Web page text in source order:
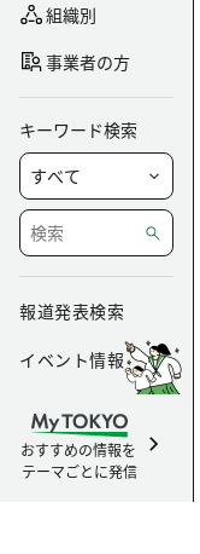
組織別
事業者の方
キーワード検索
報道発表検索
イベント情報
おすすめの情報を
テーマごとに発信